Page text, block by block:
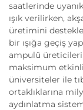
saatlerinde
ışık verilirken,
üretimini
bir ışığa geçiş
ampulü
maksimum
üniversiteler ile
ortaklıklarına
aydınlatma